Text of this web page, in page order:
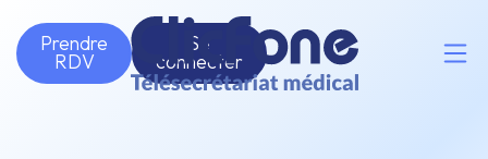
Prendre
RDV
Se
connecter